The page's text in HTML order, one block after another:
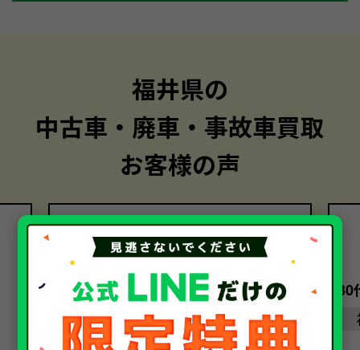
福井県の
中古車・廃車・事故車買取
お客様の声
30代・女性
福井県